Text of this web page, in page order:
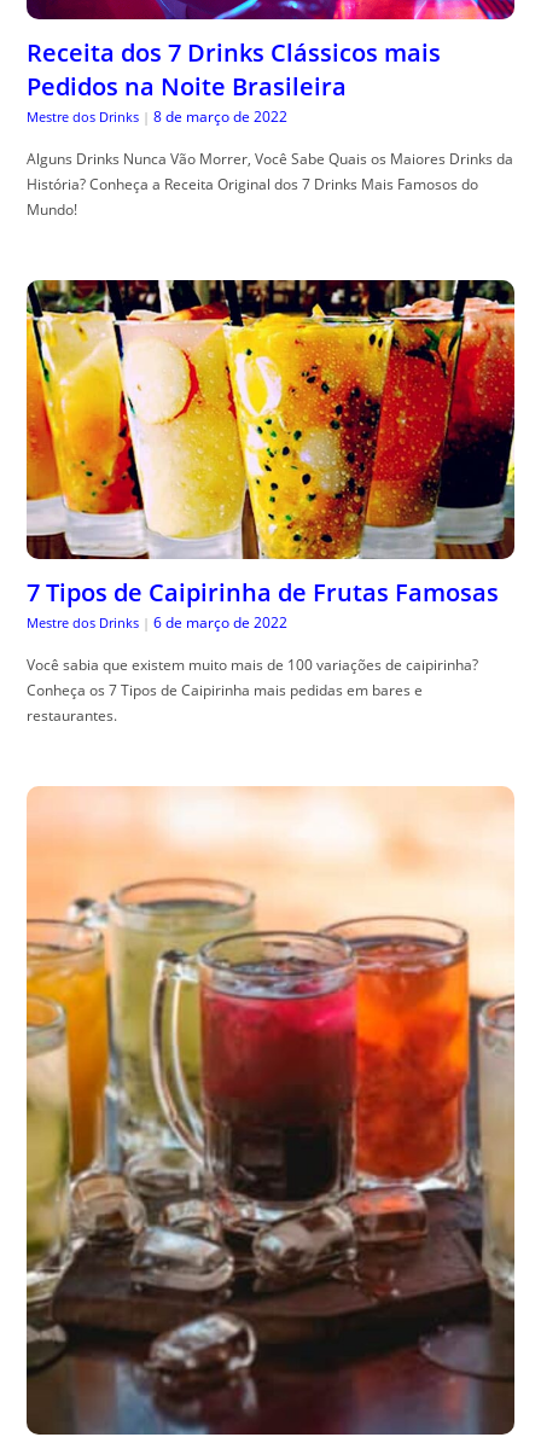
Receita dos 7 Drinks Clássicos mais
Pedidos na Noite Brasileira
Mestre dos Drinks | 8 de março de 2022
Alguns Drinks Nunca Vão Morrer, Você Sabe Quais os Maiores Drinks da
História? Conheça a Receita Original dos 7 Drinks Mais Famosos do
Mundo!
7 Tipos de Caipirinha de Frutas Famosas
Mestre dos Drinks | 6 de março de 2022
Você sabia que existem muito mais de 100 variações de caipirinha?
Conheça os 7 Tipos de Caipirinha mais pedidas em bares e
restaurantes.